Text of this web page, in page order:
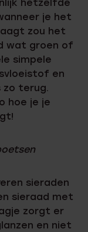
hetzelfde
je het
zou het
wat groen of
simpele
en
zo terug.
hoe je je
sieraden
sieraad met
zorgt er
en niet